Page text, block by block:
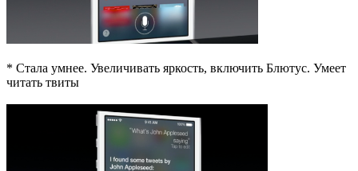
* Стала умнее. Увеличивать яркость, включить Блютус. Умеет
читать твиты